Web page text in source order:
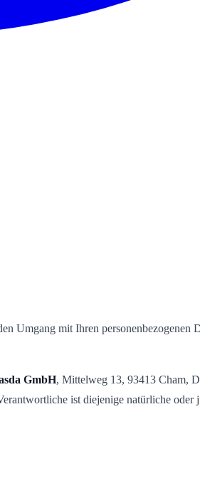
Umgang mit Ihren personenbezogenen
GmbH, Mittelweg 13, 93413 Cham,
ist diejenige natürliche oder